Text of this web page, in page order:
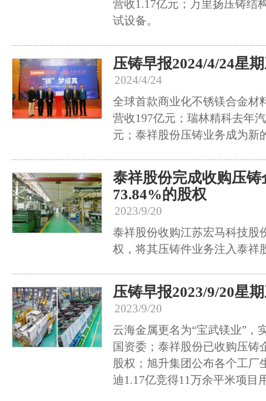
营收1.17亿元；万里扬压铸结
试设备。
压铸早报2024/4/24星
2024/4/24
全球首款商业化不锈镁合金材
营收197亿元；瑞林精科去年
元；泰祥股份压铸业务成为新
泰祥股份完成收购压
73.84%的股权
2023/9/20
泰祥股份收购江苏宏马科技股
权，将其压铸件业务注入泰祥
压铸早报2023/9/20星
2023/9/20
云海金属更名为“宝武镁业”，
国资委；泰祥股份已收购压铸
股权；旭升集团公布各个工厂
迪1.17亿竞得11万余平米项目